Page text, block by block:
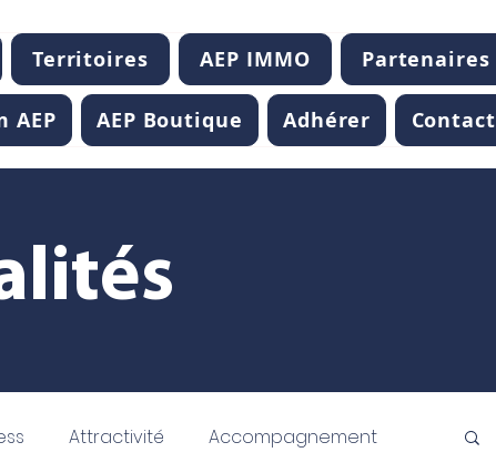
Territoires AEP IMMO Partenaires
AEP AEP Boutique Adhérer Contact
Attractivité Accompagnement